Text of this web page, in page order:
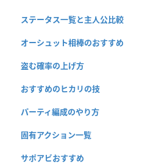
ステータス一覧と主人公比較
オーシュット相棒のおすすめ
盗む確率の上げ方
おすすめのヒカリの技
パーティ編成のやり方
固有アクション一覧
サポアビおすすめ